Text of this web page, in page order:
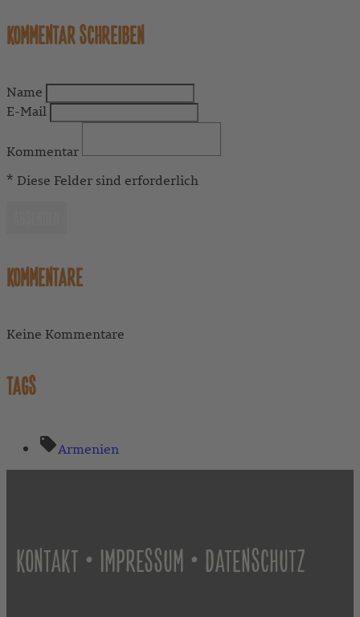
KOMMENTAR SCHREIBEN
Name
E-Mail
Kommentar
* Diese Felder sind erforderlich
KOMMENTARE
Keine Kommentare
TAGS
Armenien
KONTAKT • IMPRESSUM • DATENSCHUTZ